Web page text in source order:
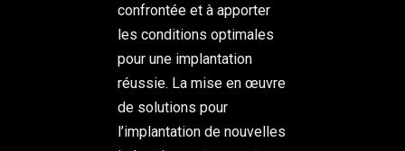
confrontée et à apporter
les conditions optimales
pour une implantation
réussie. La mise en œuvre
de solutions pour
l’implantation de nouvelles